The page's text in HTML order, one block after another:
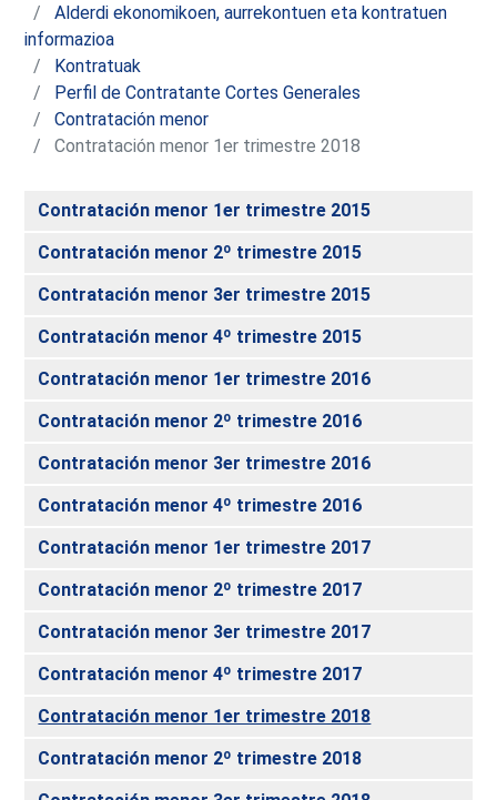
Alderdi ekonomikoen, aurrekontuen eta kontratuen
informazioa
Kontratuak
Perfil de Contratante Cortes Generales
Contratación menor
Contratación menor 1er trimestre 2018
Contratación menor 1er trimestre 2015
Contratación menor 2º trimestre 2015
Contratación menor 3er trimestre 2015
Contratación menor 4º trimestre 2015
Contratación menor 1er trimestre 2016
Contratación menor 2º trimestre 2016
Contratación menor 3er trimestre 2016
Contratación menor 4º trimestre 2016
Contratación menor 1er trimestre 2017
Contratación menor 2º trimestre 2017
Contratación menor 3er trimestre 2017
Contratación menor 4º trimestre 2017
Contratación menor 1er trimestre 2018
Contratación menor 2º trimestre 2018